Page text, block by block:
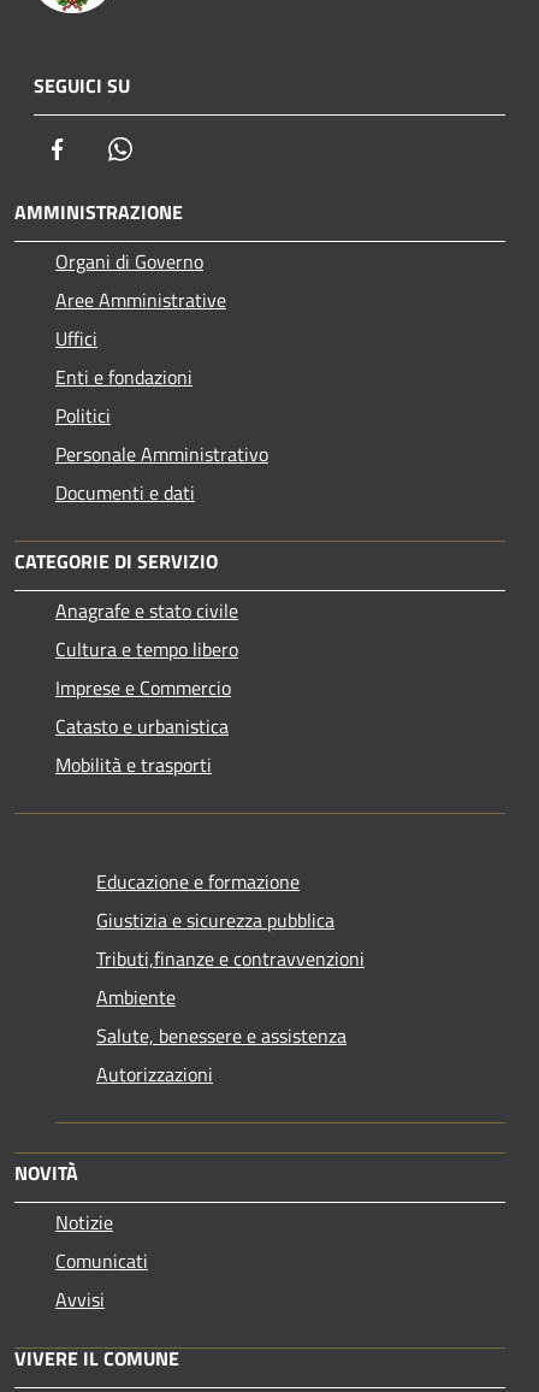
SEGUICI SU
Facebook
AMMINISTRAZIONE
Organi di Governo
Aree Amministrative
Uffici
Enti e fondazioni
Politici
Personale Amministrativo
Documenti e dati
CATEGORIE DI SERVIZIO
Anagrafe e stato civile
Cultura e tempo libero
Imprese e Commercio
Catasto e urbanistica
Mobilità e trasporti
Educazione e formazione
Giustizia e sicurezza pubblica
Tributi,finanze e contravvenzioni
Ambiente
Salute, benessere e assistenza
Autorizzazioni
NOVITÀ
Notizie
Comunicati
Avvisi
VIVERE IL COMUNE